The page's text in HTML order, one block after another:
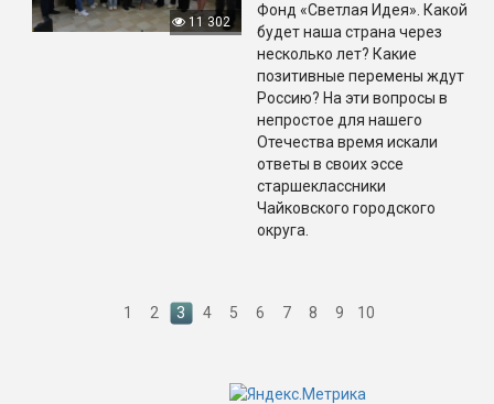
11 302
Фонд «Светлая Идея». Какой
будет наша страна через
несколько лет? Какие
позитивные перемены ждут
Россию? На эти вопросы в
непростое для нашего
Отечества время искали
ответы в своих эссе
старшеклассники
Чайковского городского
округа.
1 2 3 4 5 6 7 8 9 10